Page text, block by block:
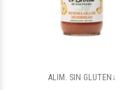
ALIM. SIN GLUTEN↓
$6.50000 $7.200